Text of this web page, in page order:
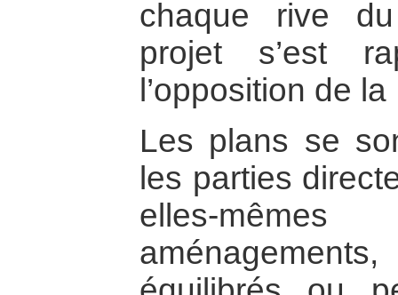
chaque rive
projet s’est
l’opposition de
Les plans se
les parties
elles-